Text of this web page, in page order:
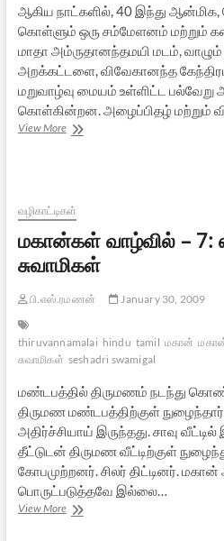
ஆகிய நாட்களில், 40 இந்து
கொள்ளும் ஒரு சம்மேளனம் மற்றும்
மாதா அம்ருதானந்தமயி மடம்,
அறக்கட்டளை, விவேகானந்த
மறுவாழ்வு மையம் உள்ளிட்ட பல்வேறு
கொள்கின்றன. அழைப்பிதழ் மற்றும்
View Moreஇந்து
வழிகாட்டிகள்
மகான்கள் வாழ்வில் – 7:
சுவாமிகள்
பி.எஸ்.ரமணன் January 30, 2009
thiruvannamalai hindu tamil மகான்
சுவாமிகள் seshadri swamigal
மண்டபத்தில் திருமணம் நடந்து
திருமண மண்டபத்திற்குள் நுழைந்தார்
அதிர்ச்சியாய் இருந்தது. சாவு வீட்டில்
தீட்டுடன் திருமண வீட்டிற்குள்
கோபமுற்றனர். சிலர் திட்டினர்.
பொருட்படுத்தவே இல்லை…
View Moreமகான்கள்